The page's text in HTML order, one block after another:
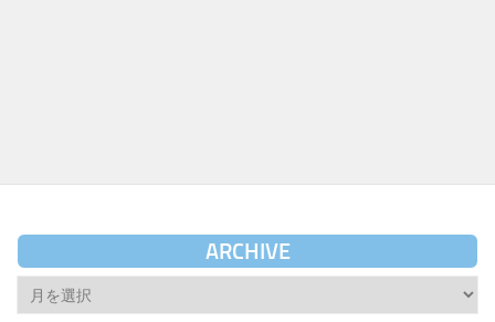
ARCHIVE
Archive